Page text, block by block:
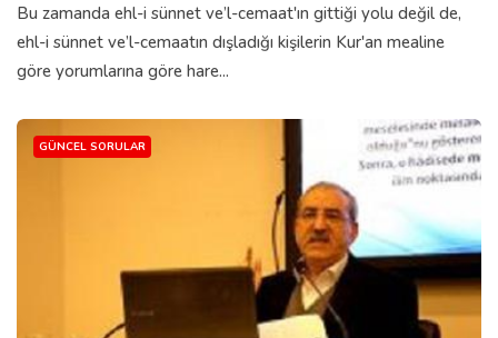
Bu zamanda ehl-i sünnet ve’l-cemaat'ın gittiği yolu değil de,
ehl-i sünnet ve’l-cemaatın dışladığı kişilerin Kur'an mealine
göre yorumlarına göre hare...
GÜNCEL SORULAR